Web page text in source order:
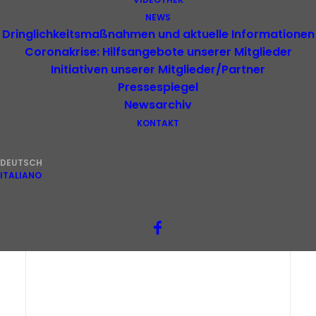
NEWS
Dringlichkeitsmaßnahmen und aktuelle Informationen
Coronakrise: Hilfsangebote unserer Mitglieder
Initiativen unserer Mitglieder/Partner
Pressespiegel
Newsarchiv
KONTAKT
DEUTSCH
ITALIANO